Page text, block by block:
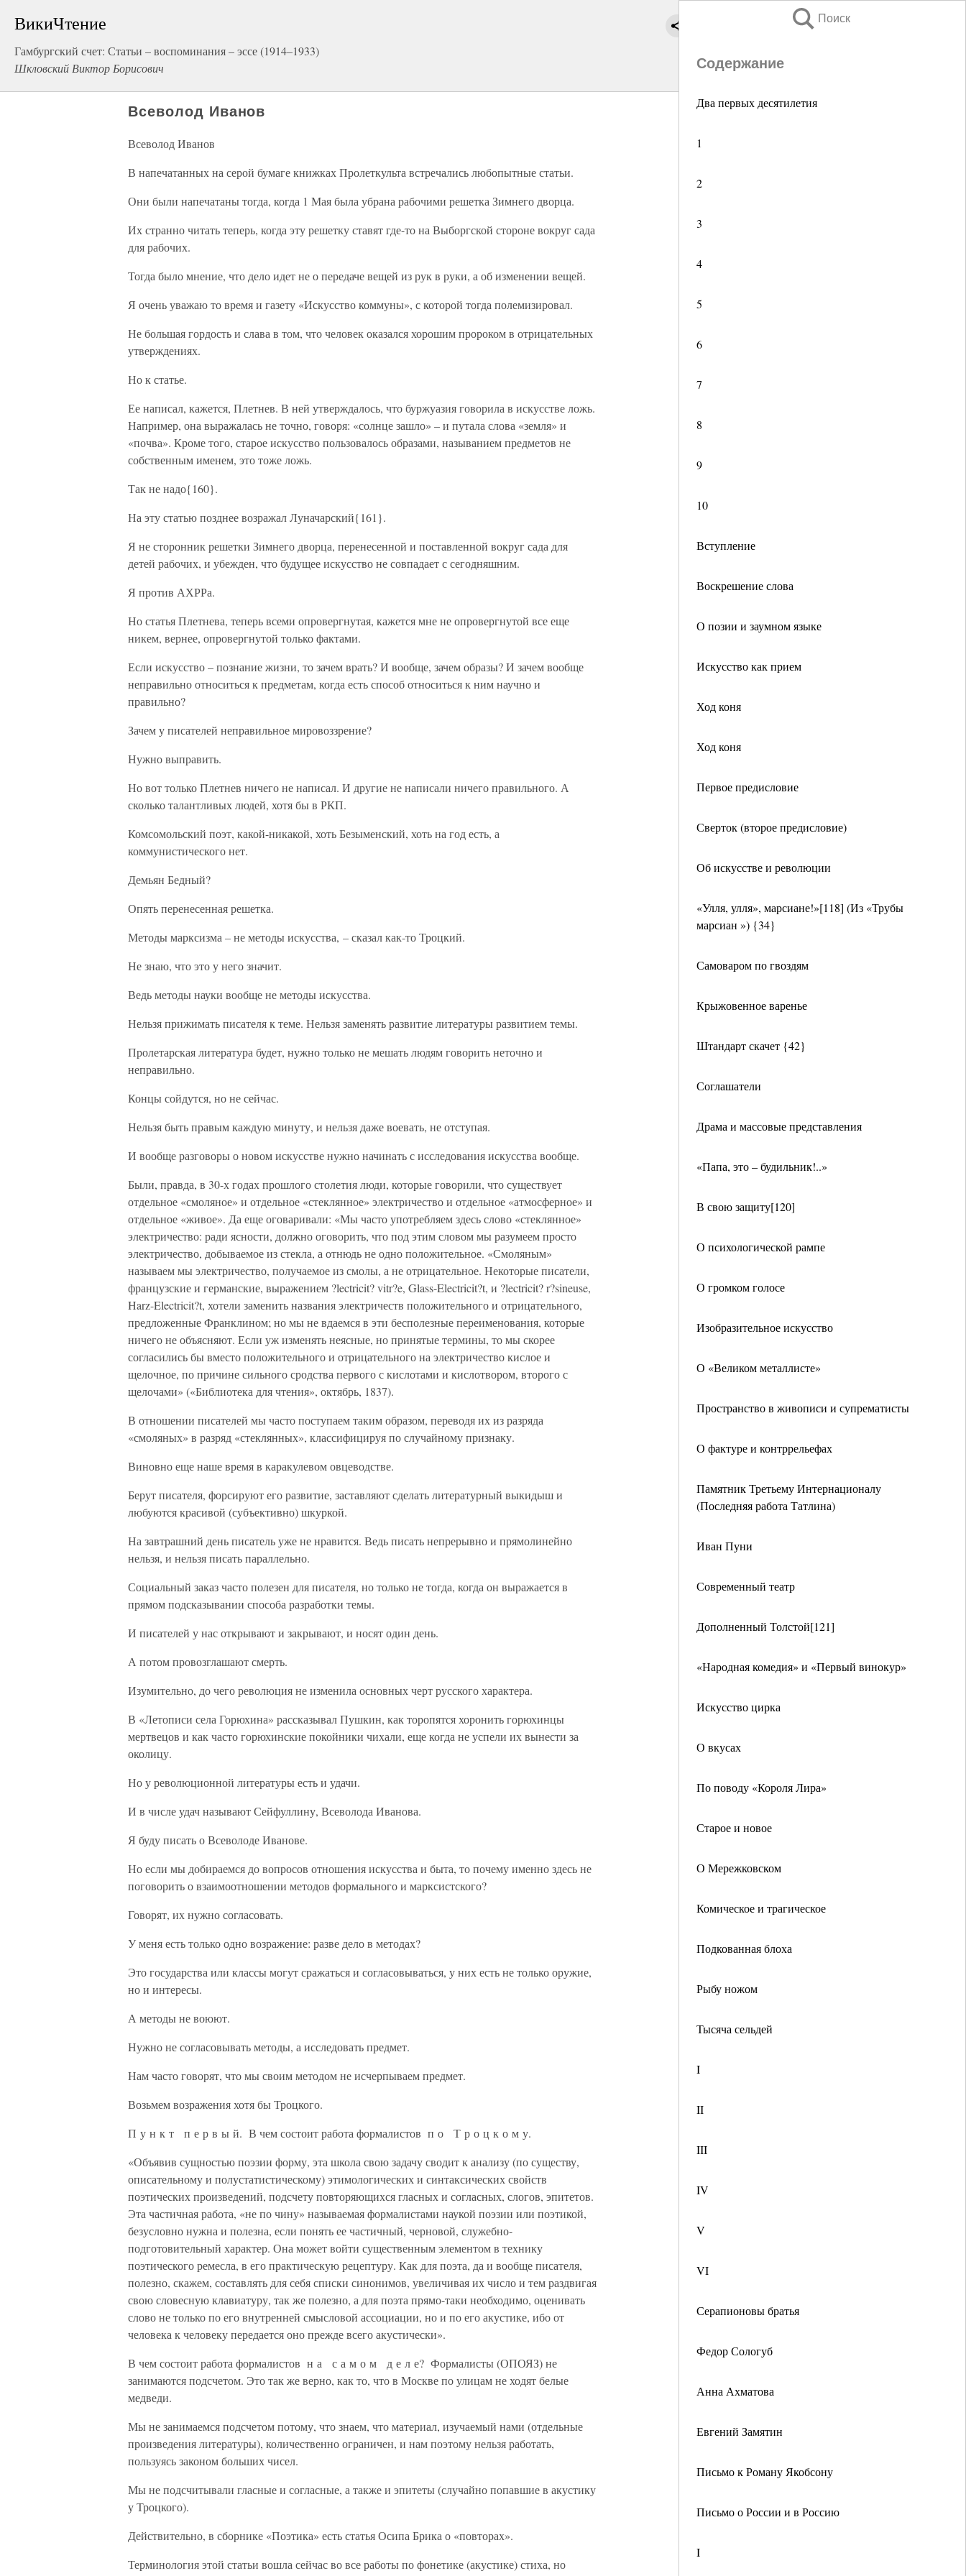
ВикиЧтение
Гамбургский счет: Статьи – воспоминания – эссе (1914–1933)
Шкловский Виктор Борисович
Поиск
Содержание
Два первых десятилетия
1
2
3
4
5
6
7
8
9
10
Вступление
Воскрешение слова
О позии и заумном языке
Искусство как прием
Ход коня
Ход коня
Первое предисловие
Сверток (второе предисловие)
Об искусстве и революции
«Улля, улля», марсиане!»[118] (Из «Трубы
марсиан ») {34}
Самоваром по гвоздям
Крыжовенное варенье
Штандарт скачет {42}
Соглашатели
Драма и массовые представления
«Папа, это – будильник!..»
В свою защиту[120]
О психологической рампе
О громком голосе
Изобразительное искусство
О «Великом металлисте»
Пространство в живописи и супрематисты
О фактуре и контррельефах
Памятник Третьему Интернационалу
(Последняя работа Татлина)
Иван Пуни
Современный театр
Дополненный Толстой[121]
«Народная комедия» и «Первый винокур»
Искусство цирка
О вкусах
По поводу «Короля Лира»
Старое и новое
О Мережковском
Комическое и трагическое
Подкованная блоха
Рыбу ножом
Тысяча сельдей
I
II
III
IV
V
VI
Серапионовы братья
Федор Сологуб
Анна Ахматова
Евгений Замятин
Письмо к Роману Якобсону
Письмо о России и в Россию
I
Всеволод Иванов
Всеволод Иванов
В напечатанных на серой бумаге книжках Пролеткульта встречались любопытные статьи.
Они были напечатаны тогда, когда 1 Мая была убрана рабочими решетка Зимнего дворца.
Их странно читать теперь, когда эту решетку ставят где-то на Выборгской стороне вокруг сада
для рабочих.
Тогда было мнение, что дело идет не о передаче вещей из рук в руки, а об изменении вещей.
Я очень уважаю то время и газету «Искусство коммуны», с которой тогда полемизировал.
Не большая гордость и слава в том, что человек оказался хорошим пророком в отрицательных
утверждениях.
Но к статье.
Ее написал, кажется, Плетнев. В ней утверждалось, что буржуазия говорила в искусстве ложь.
Например, она выражалась не точно, говоря: «солнце зашло» – и путала слова «земля» и
«почва». Кроме того, старое искусство пользовалось образами, называнием предметов не
собственным именем, это тоже ложь.
Так не надо{160}.
На эту статью позднее возражал Луначарский{161}.
Я не сторонник решетки Зимнего дворца, перенесенной и поставленной вокруг сада для
детей рабочих, и убежден, что будущее искусство не совпадает с сегодняшним.
Я против АХРРа.
Но статья Плетнева, теперь всеми опровергнутая, кажется мне не опровергнутой все еще
никем, вернее, опровергнутой только фактами.
Если искусство – познание жизни, то зачем врать? И вообще, зачем образы? И зачем вообще
неправильно относиться к предметам, когда есть способ относиться к ним научно и
правильно?
Зачем у писателей неправильное мировоззрение?
Нужно выправить.
Но вот только Плетнев ничего не написал. И другие не написали ничего правильного. А
сколько талантливых людей, хотя бы в РКП.
Комсомольский поэт, какой-никакой, хоть Безыменский, хоть на год есть, а
коммунистического нет.
Демьян Бедный?
Опять перенесенная решетка.
Методы марксизма – не методы искусства, – сказал как-то Троцкий.
Не знаю, что это у него значит.
Ведь методы науки вообще не методы искусства.
Нельзя прижимать писателя к теме. Нельзя заменять развитие литературы развитием темы.
Пролетарская литература будет, нужно только не мешать людям говорить неточно и
неправильно.
Концы сойдутся, но не сейчас.
Нельзя быть правым каждую минуту, и нельзя даже воевать, не отступая.
И вообще разговоры о новом искусстве нужно начинать с исследования искусства вообще.
Были, правда, в 30-х годах прошлого столетия люди, которые говорили, что существует
отдельное «смоляное» и отдельное «стеклянное» электричество и отдельное «атмосферное» и
отдельное «живое». Да еще оговаривали: «Мы часто употребляем здесь слово «стеклянное»
электричество: ради ясности, должно оговорить, что под этим словом мы разумеем просто
электричество, добываемое из стекла, а отнюдь не одно положительное. «Смоляным»
называем мы электричество, получаемое из смолы, а не отрицательное. Некоторые писатели,
французские и германские, выражением ?lectricit? vitr?e, Glass-Electricit?t, и ?lectricit? r?sineuse,
Harz-Electricit?t, хотели заменить названия электричеств положительного и отрицательного,
предложенные Франклином; но мы не вдаемся в эти бесполезные переименования, которые
ничего не объясняют. Если уж изменять неясные, но принятые термины, то мы скорее
согласились бы вместо положительного и отрицательного на электричество кислое и
щелочное, по причине сильного сродства первого с кислотами и кислотвором, второго с
щелочами» («Библиотека для чтения», октябрь, 1837).
В отношении писателей мы часто поступаем таким образом, переводя их из разряда
«смоляных» в разряд «стеклянных», классифицируя по случайному признаку.
Виновно еще наше время в каракулевом овцеводстве.
Берут писателя, форсируют его развитие, заставляют сделать литературный выкидыш и
любуются красивой (субъективно) шкуркой.
На завтрашний день писатель уже не нравится. Ведь писать непрерывно и прямолинейно
нельзя, и нельзя писать параллельно.
Социальный заказ часто полезен для писателя, но только не тогда, когда он выражается в
прямом подсказывании способа разработки темы.
И писателей у нас открывают и закрывают, и носят один день.
А потом провозглашают смерть.
Изумительно, до чего революция не изменила основных черт русского характера.
В «Летописи села Горюхина» рассказывал Пушкин, как торопятся хоронить горюхинцы
мертвецов и как часто горюхинские покойники чихали, еще когда не успели их вынести за
околицу.
Но у революционной литературы есть и удачи.
И в числе удач называют Сейфуллину, Всеволода Иванова.
Я буду писать о Всеволоде Иванове.
Но если мы добираемся до вопросов отношения искусства и быта, то почему именно здесь не
поговорить о взаимоотношении методов формального и марксистского?
Говорят, их нужно согласовать.
У меня есть только одно возражение: разве дело в методах?
Это государства или классы могут сражаться и согласовываться, у них есть не только оружие,
но и интересы.
А методы не воюют.
Нужно не согласовывать методы, а исследовать предмет.
Нам часто говорят, что мы своим методом не исчерпываем предмет.
Возьмем возражения хотя бы Троцкого.
П у н к т п е р в ы й. В чем состоит работа формалистов п о Т р о ц к о м у.
«Объявив сущностью поэзии форму, эта школа свою задачу сводит к анализу (по существу,
описательному и полустатистическому) этимологических и синтаксических свойств
поэтических произведений, подсчету повторяющихся гласных и согласных, слогов, эпитетов.
Эта частичная работа, «не по чину» называемая формалистами наукой поэзии или поэтикой,
безусловно нужна и полезна, если понять ее частичный, черновой, служебно-
подготовительный характер. Она может войти существенным элементом в технику
поэтического ремесла, в его практическую рецептуру. Как для поэта, да и вообще писателя,
полезно, скажем, составлять для себя списки синонимов, увеличивая их число и тем раздвигая
свою словесную клавиатуру, так же полезно, а для поэта прямо-таки необходимо, оценивать
слово не только по его внутренней смысловой ассоциации, но и по его акустике, ибо от
человека к человеку передается оно прежде всего акустически».
В чем состоит работа формалистов н а с а м о м д е л е? Формалисты (ОПОЯЗ) не
занимаются подсчетом. Это так же верно, как то, что в Москве по улицам не ходят белые
медведи.
Мы не занимаемся подсчетом потому, что знаем, что материал, изучаемый нами (отдельные
произведения литературы), количественно ограничен, и нам поэтому нельзя работать,
пользуясь законом больших чисел.
Мы не подсчитывали гласные и согласные, а также и эпитеты (случайно попавшие в акустику
у Троцкого).
Действительно, в сборнике «Поэтика» есть статья Осипа Брика о «повторах».
Терминология этой статьи вошла сейчас во все работы по фонетике (акустике) стиха, но